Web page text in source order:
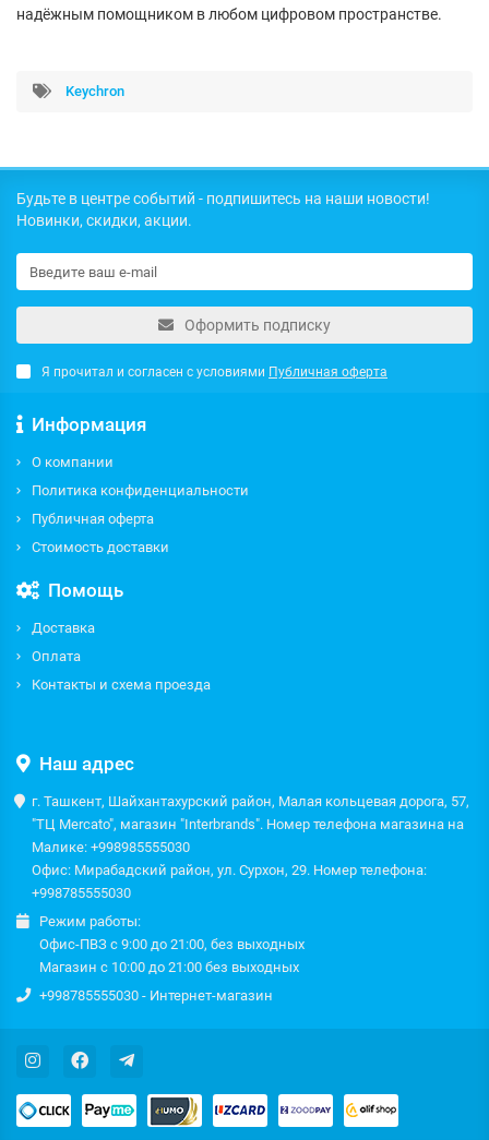
надёжным помощником в любом цифровом пространстве.
Keychron
Будьте в центре событий - подпишитесь на наши новости!
Новинки, скидки, акции.
Оформить подписку
Я прочитал и согласен с условиями Публичная оферта
Информация
О компании
Политика конфиденциальности
Публичная оферта
Стоимость доставки
Помощь
Доставка
Оплата
Контакты и схема проезда
Наш адрес
г. Ташкент, Шайхантахурский район, Малая кольцевая дорога, 57,
"ТЦ Mercato", магазин "Interbrands". Номер телефона магазина на
Малике: +998985555030
Офис: Мирабадский район, ул. Сурхон, 29. Номер телефона:
+998785555030
Режим работы:
Офис-ПВЗ с 9:00 до 21:00, без выходных
Магазин с 10:00 до 21:00 без выходных
+998785555030 - Интернет-магазин